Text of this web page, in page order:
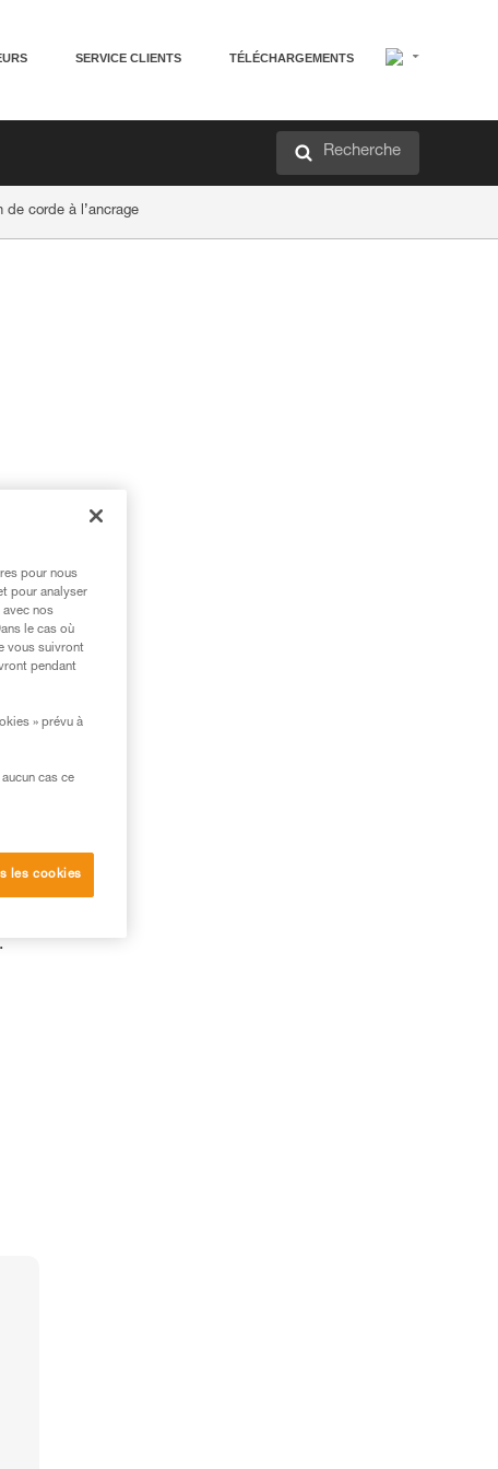
SERVICE CLIENTS TÉLÉCHARGEMENTS
Recherche
corde à l’ancrage
pour nous
pour analyser
avec nos
le cas où
vous suivront
pendant
» prévu à
cas ce
les cookies